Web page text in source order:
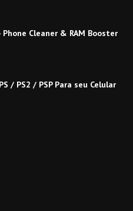
Cleaner & RAM Booster
/ PS2 / PSP Para seu Celular